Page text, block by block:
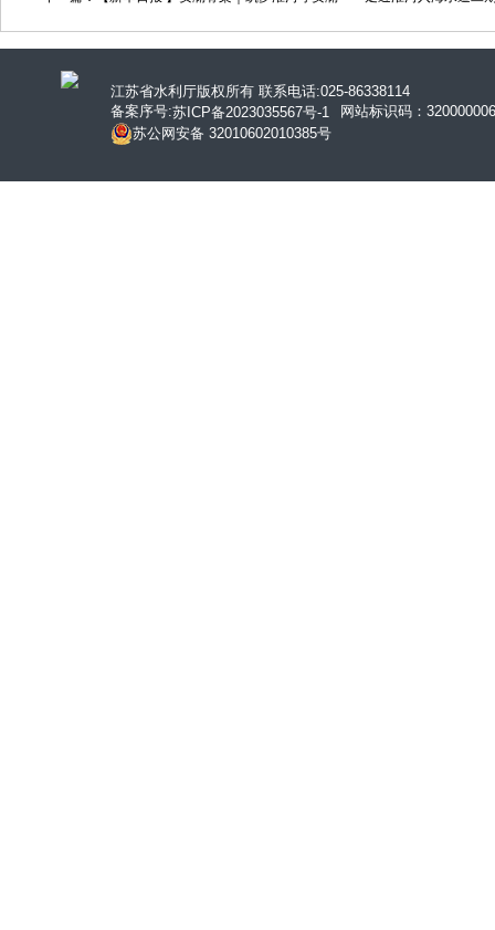
江苏省水利厅版权所有 联系电话:025-86338114
备案序号:苏ICP备2023035567号-1
网站标识码：
苏公网安备 32010602010385号